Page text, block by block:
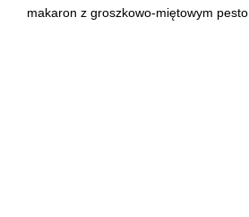
makaron z groszkowo-miętowym pesto